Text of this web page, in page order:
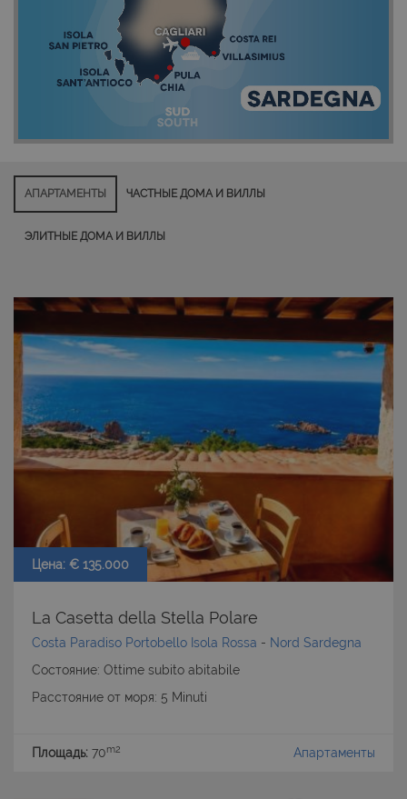
АПАРТАМЕНТЫ ЧАСТНЫЕ ДОМА И ВИЛЛЫ
ЭЛИТНЫЕ ДОМА И ВИЛЛЫ
Цена: € 135.000
La Casetta della Stella Polare
Costa Paradiso Portobello Isola Rossa - Nord Sardegna
Состояние: Ottime subito abitabile
Расстояние от моря: 5 Minuti
Площадь: 70m2 Апартаменты